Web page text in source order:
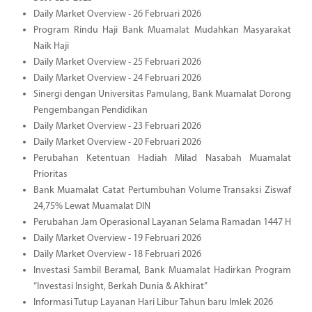
Daily Market Overview - 26 Februari 2026
Program Rindu Haji Bank Muamalat Mudahkan Masyarakat
Naik Haji
Daily Market Overview - 25 Februari 2026
Daily Market Overview - 24 Februari 2026
Sinergi dengan Universitas Pamulang, Bank Muamalat Dorong
Pengembangan Pendidikan
Daily Market Overview - 23 Februari 2026
Daily Market Overview - 20 Februari 2026
Perubahan Ketentuan Hadiah Milad Nasabah Muamalat
Prioritas
Bank Muamalat Catat Pertumbuhan Volume Transaksi Ziswaf
24,75% Lewat Muamalat DIN
Perubahan Jam Operasional Layanan Selama Ramadan 1447 H
Daily Market Overview - 19 Februari 2026
Daily Market Overview - 18 Februari 2026
Investasi Sambil Beramal, Bank Muamalat Hadirkan Program
“Investasi Insight, Berkah Dunia & Akhirat”
Informasi Tutup Layanan Hari Libur Tahun baru Imlek 2026